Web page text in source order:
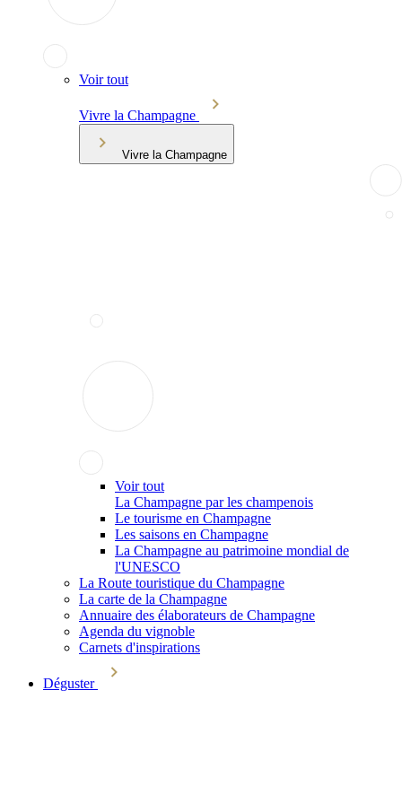
Voir tout
Vivre la Champagne
Vivre la Champagne
Voir tout
La Champagne par les champenois
Le tourisme en Champagne
Les saisons en Champagne
La Champagne au patrimoine mondial de
l'UNESCO
La Route touristique du Champagne
La carte de la Champagne
Annuaire des élaborateurs de Champagne
Agenda du vignoble
Carnets d'inspirations
Déguster